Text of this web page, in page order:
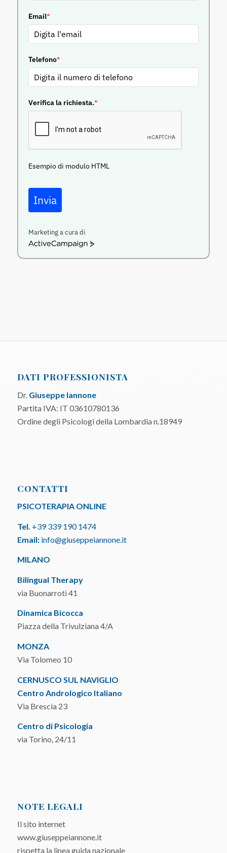
Email*
Telefono*
Verifica la richiesta.*
Esempio di modulo HTML
Invia
Marketing a cura di
ActiveCampaign
DATI PROFESSIONISTA
Dr. Giuseppe Iannone
Partita IVA: IT 03610780136
Ordine degli Psicologi della Lombardia n.18949
CONTATTI
PSICOTERAPIA ONLINE
Tel. +39 339 190 1474
Email: info@giuseppeiannone.it
MILANO
Bilingual Therapy
via Buonarroti 41
Dinamica Bicocca
Piazza della Trivulziana 4/A
MONZA
Via Tolomeo 10
CERNUSCO SUL NAVIGLIO
Centro Andrologico Italiano
Via Brescia 23
Centro di Psicologia
via Torino, 24/11
NOTE LEGALI
Il sito internet
www.giuseppeiannone.it
rispetta la linea guida nazionale